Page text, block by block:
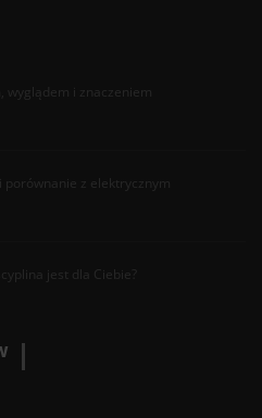
wyglądem i znaczeniem
z elektrycznym
jest dla Ciebie?